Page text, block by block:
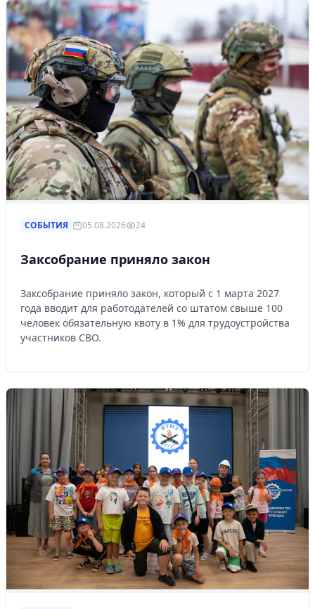
СОБЫТИЯ 05.08.2026 24
Заксобрание приняло закон
Заксобрание приняло закон, который с 1 марта 2027
года вводит для работодателей со штатом свыше 100
человек обязательную квоту в 1% для трудоустройства
участников СВО.